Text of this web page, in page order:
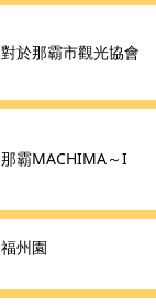
對於那霸市觀光協會
那霸MACHIMA～I
福州園